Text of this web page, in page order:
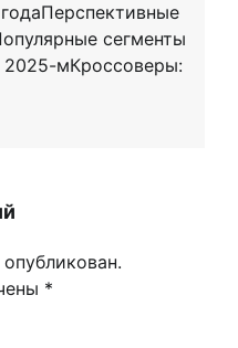
сегменты
2025-мКроссоверы:
*